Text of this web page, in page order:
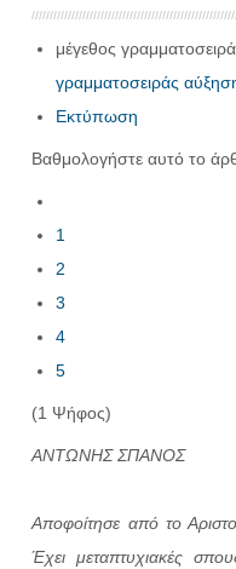
μέγεθος
γραμματοσειράς
Εκτύπωση
Βαθμολογήστε αυτό το
1
2
3
4
5
(1 Ψήφος)
ΑΝΤΩΝΗΣ ΣΠΑΝΟΣ
Αποφοίτησε από το
Έχει μεταπτυχιακές